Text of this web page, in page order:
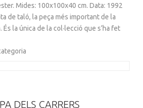
Mides: 100x100x40 cm. Data: 1992
de taló, la peça més important de la
la única de la col·lecció que s’ha fet
DELS CARRERS